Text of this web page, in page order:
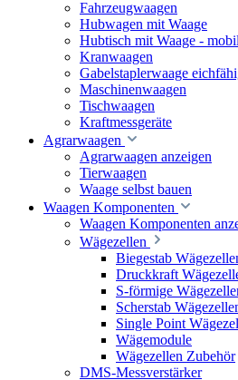
Fahrzeugwaagen
Hubwagen mit Waage
Hubtisch mit Waage - mobil
Kranwaagen
Gabelstaplerwaage
Maschinenwaagen
Tischwaagen
Kraftmessgeräte
Agrarwaagen
Agrarwaagen anzeigen
Tierwaagen
Waage selbst bauen
Waagen Komponenten
Waagen Komponenten
Wägezellen
Biegestab
Druckkraft
S-förmige
Scherstab
Single Point
Wägemodule
Wägezellen Zubehör
DMS-Messverstärker